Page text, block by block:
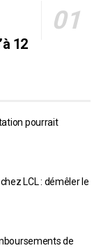
12
pourrait
LCL : démêler le
de